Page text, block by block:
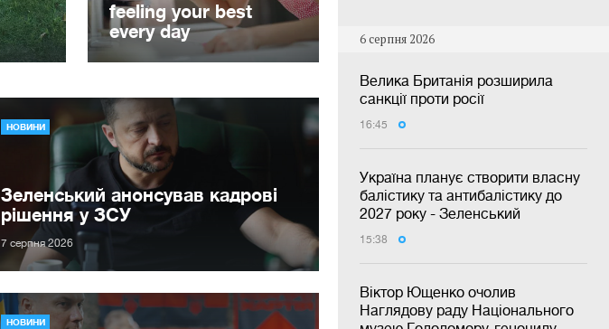
6 серпня 2026
Велика Британія розширила
санкції проти росії
16:45
Україна планує створити власну
балістику та антибалістику до
2027 року - Зеленський
15:38
Віктор Ющенко очолив
Наглядову раду Національного
НОВИНИ
Зеленський анонсував кадрові
рішення у ЗСУ
7 серпня 2026
НОВИНИ